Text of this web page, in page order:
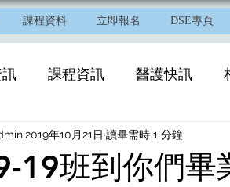
課程資料 立即報名 DSE專頁
課程資訊 醫護快訊
19班到你們畢
2019年10月21日 讀畢需時 1 分鐘